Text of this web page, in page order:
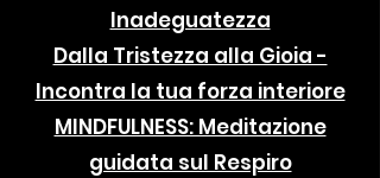
Inadeguatezza
Dalla Tristezza alla Gioia -
Incontra la tua forza interiore
MINDFULNESS: Meditazione
guidata sul Respiro